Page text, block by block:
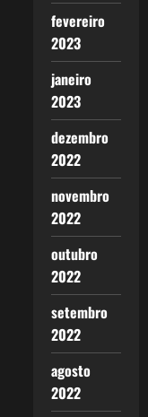
fevereiro
2023
janeiro
2023
dezembro
2022
novembro
2022
outubro
2022
setembro
2022
agosto
2022